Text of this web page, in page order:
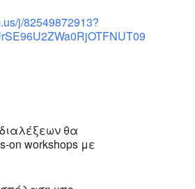
j/82549872913?
θα
on workshops με